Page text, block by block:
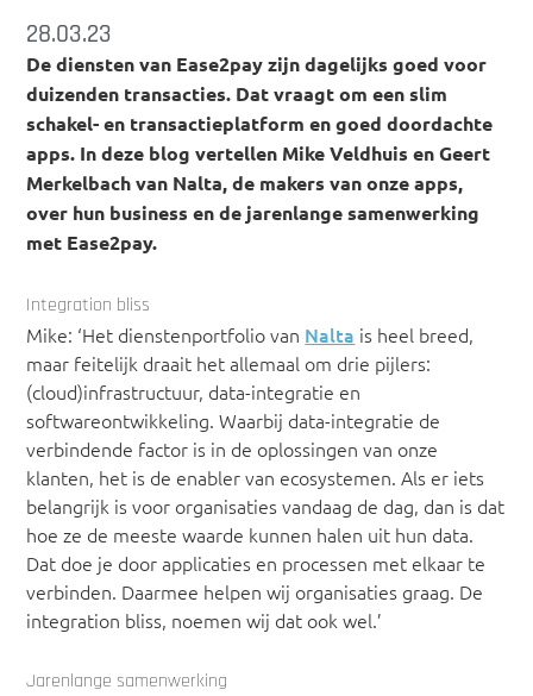
28.03.23
De diensten van Ease2pay zijn dagelijks goed voor
duizenden transacties. Dat vraagt om een slim
schakel- en transactieplatform en goed doordachte
apps. In deze blog vertellen Mike Veldhuis en Geert
Merkelbach van Nalta, de makers van onze apps,
over hun business en de jarenlange samenwerking
met Ease2pay.
Integration bliss
Mike: ‘Het dienstenportfolio van Nalta is heel breed,
maar feitelijk draait het allemaal om drie pijlers:
(cloud)infrastructuur, data-integratie en
softwareontwikkeling. Waarbij data-integratie de
verbindende factor is in de oplossingen van onze
klanten, het is de enabler van ecosystemen. Als er iets
belangrijk is voor organisaties vandaag de dag, dan is dat
hoe ze de meeste waarde kunnen halen uit hun data.
Dat doe je door applicaties en processen met elkaar te
verbinden. Daarmee helpen wij organisaties graag. De
integration bliss, noemen wij dat ook wel.’
Jarenlange samenwerking